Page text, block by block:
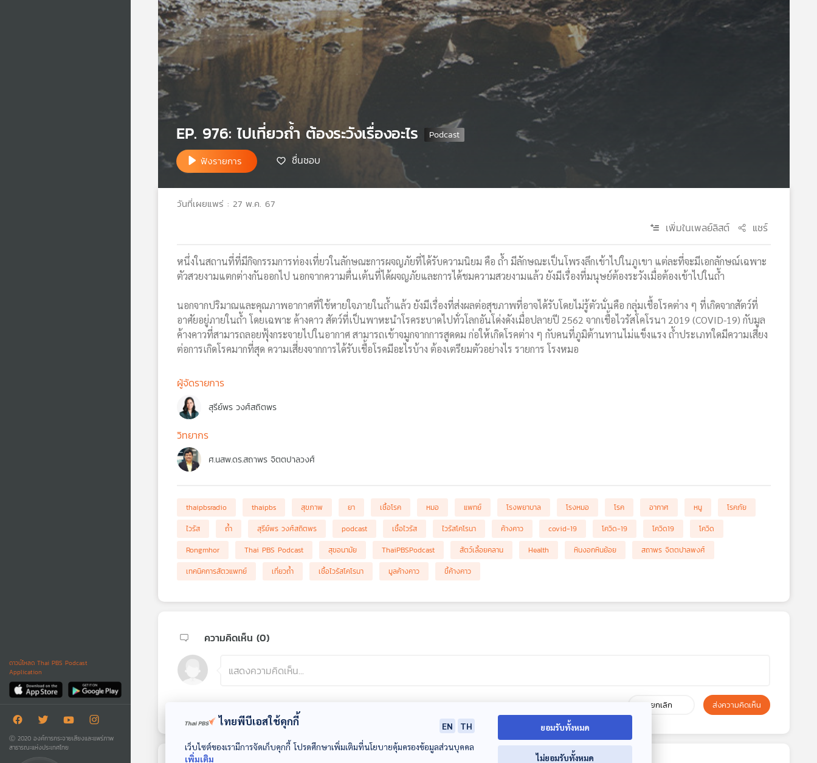
ดาวน์โหลด Thai PBS Podcast
Application
Ⓒ 2020 องค์การกระจายเสียงและแพร่ภาพ
สาธารณะแห่งประเทศไทย
EP. 976: ไปเที่ยวถ้ำ ต้องระวังเรื่องอะไร
ฟังรายการ ชื่นชอบ
วันที่เผยแพร่ : 27 พ.ค. 67
เพิ่มในเพลย์ลิสต์ แชร์
หนึ่งในสถานที่ที่มีกิจกรรมการท่องเที่ยวในลักษณะการผจญภัยที่ได้รับความนิยม คือ ถ้ำ มีลักษณะเป็นโพรงลึกเข้าไปในภูเขา แต่ละที่จะมีเอกลักษณ์เฉพาะ
ตัวสวยงามแตกต่างกันออกไป นอกจากความตื่นเต้นที่ได้ผจญภัยและการได้ชมความสวยงามแล้ว ยังมีเรื่องที่มนุษย์ต้องระวังเมื่อต้องเข้าไปในถ้ำ
นอกจากปริมาณและคุณภาพอากาศที่ใช้หายใจภายในถ้ำแล้ว ยังมีเรื่องที่ส่งผลต่อสุขภาพที่อาจได้รับโดยไม่รู้ตัวนั่นคือ กลุ่มเชื้อโรคต่าง ๆ ที่เกิดจากสัตว์ที่
อาศัยอยู่ภายในถ้ำ โดยเฉพาะ ค้างคาว สัตว์ที่เป็นพาหะนำโรคระบาดไปทั่วโลกอันโด่งดังเมื่อปลายปี 2562 จากเชื้อไวรัสโคโรนา 2019 (COVID-19) กับมูล
ค้างคาวที่สามารถลอยฟุ้งกระจายไปในอากาศ สามารถเข้าจมูกจากการสูดดม ก่อให้เกิดโรคต่าง ๆ กับคนที่ภูมิต้านทานไม่แข็งแรง ถ้ำประเภทใดมีความเสี่ยง
ต่อการเกิดโรคมากที่สุด ความเสี่ยงจากการได้รับเชื้อโรคมีอะไรบ้าง ต้องเตรียมตัวอย่างไร รายการ โรงหมอ
ผู้จัดรายการ
สุรีย์พร วงศ์สถิตพร
วิทยากร
ศ.นสพ.ดร.สถาพร จิตตปาลวงศ์
thaipbsradio thaipbs สุขภาพ ยา เชื้อโรค หมอ แพทย์ โรงพยาบาล โรงหมอ โรค อากาศ หนู
โรคภัย
ไวรัส
ถ้ำ สุรีย์พร วงศ์สถิตพร podcast เชื้อไวรัส ไวรัสโคโรนา ค้างคาว covid-19 โควิด-19 โควิด19
โควิด
Rongmhor
Thai PBS Podcast สุขอนามัย ThaiPBSPodcast สัตว์เลี้อยคลาน Health หินงอกหินย้อย
สถาพร จิตตปาลพงศ์
เทคนิคการสัตวแพทย์
เที่ยวถ้ำ เชื้อไวรัสโคโรนา มูลค้างคาว ขี้ค้างคาว
ความคิดเห็น (0)
ยกเลิก ส่งความคิดเห็น
ไทยพีบีเอสใช้คุกกี้ EN
TH
เว็บไซต์ของเรามีการจัดเก็บคุกกี้ โปรดศึกษาเพิ่มเติมที่นโยบายคุ้มครองข้อมูลส่วนบุคคล
เพิ่มเติม
ยอมรับทั้งหมด
ไม่ยอมรับทั้งหมด